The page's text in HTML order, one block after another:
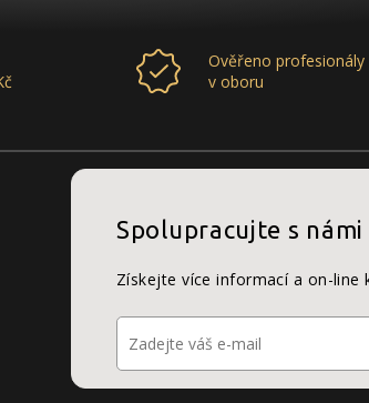
Ověřeno profesionály
v oboru
Spolupracujte s námi
Získejte více informací a on-line